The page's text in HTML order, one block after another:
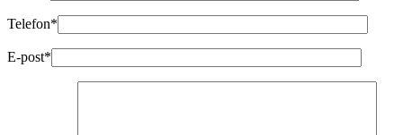
Telefon*
E-post*